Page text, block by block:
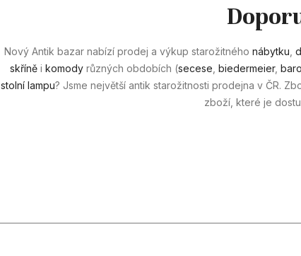
Nový Antik bazar nabízí prodej a výkup starožitného nábytku
skříněi komodyrůzných obdobích (secese biedermeier,
stolní lampu? Jsme největší antik starožitnosti prodejna v ČR.
zboží, které je